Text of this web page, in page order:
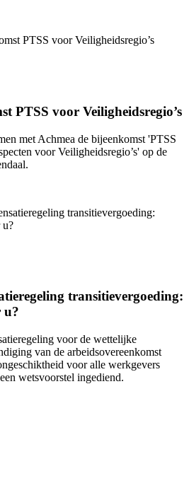
PTSS voor Veiligheidsregio’s
met Achmea de bijeenkomst 'PTSS
voor Veiligheidsregio’s' op de
transitievergoeding:
u?
voor de wettelijke
van de arbeidsovereenkomst
voor alle werkgevers
wetsvoorstel ingediend.